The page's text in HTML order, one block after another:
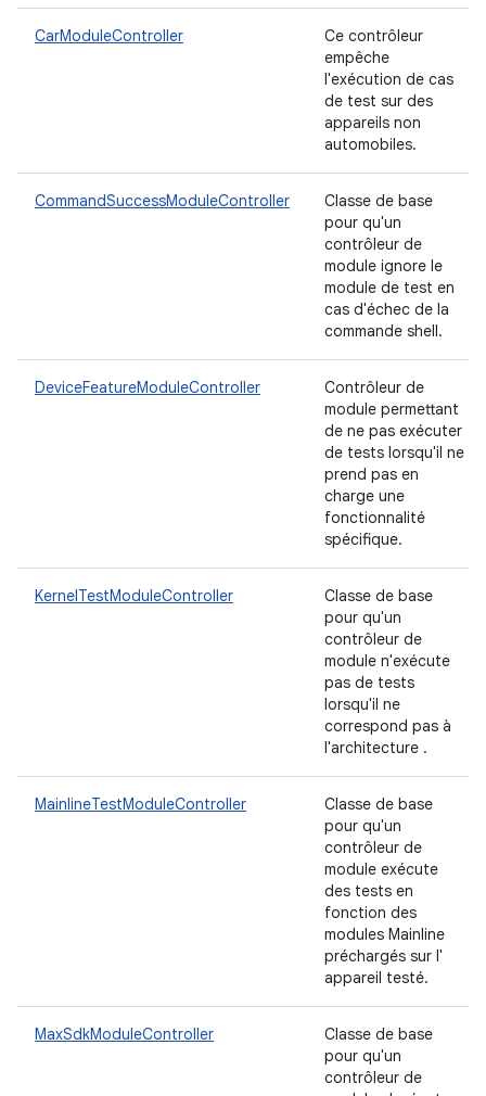
CarModuleController
Ce contrôleur
empêche
l'exécution de cas
de test sur des
appareils non
automobiles.
CommandSuccessModuleController
Classe de base
pour qu'un
contrôleur de
module ignore le
module de test en
cas d'échec de la
commande shell.
DeviceFeatureModuleController
Contrôleur de
module permettant
de ne pas exécuter
de tests lorsqu'il ne
prend pas en
charge une
fonctionnalité
spécifique.
KernelTestModuleController
Classe de base
pour qu'un
contrôleur de
module n'exécute
pas de tests
lorsqu'il ne
correspond pas à
l'architecture .
MainlineTestModuleController
Classe de base
pour qu'un
contrôleur de
module exécute
des tests en
fonction des
modules Mainline
préchargés sur l'
appareil testé.
MaxSdkModuleController
Classe de base
pour qu'un
contrôleur de